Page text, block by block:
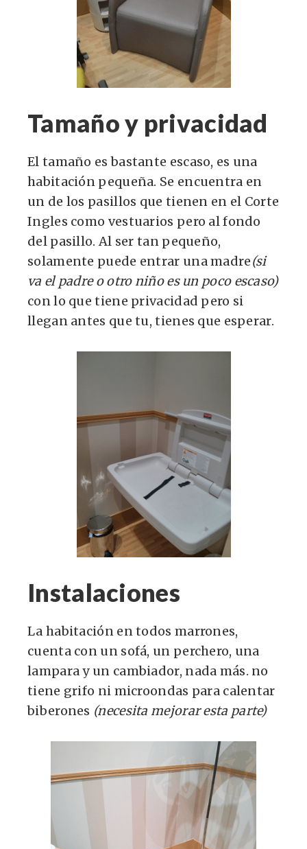
Tamaño y privacidad
El tamaño es bastante escaso, es una
habitación pequeña. Se encuentra en
un de los pasillos que tienen en el Corte
Ingles como vestuarios pero al fondo
del pasillo. Al ser tan pequeño,
solamente puede entrar una madre(si
va el padre o otro niño es un poco escaso)
con lo que tiene privacidad pero si
llegan antes que tu, tienes que esperar.
Instalaciones
La habitación en todos marrones,
cuenta con un sofá, un perchero, una
lampara y un cambiador, nada más. no
tiene grifo ni microondas para calentar
biberones (necesita mejorar esta parte)